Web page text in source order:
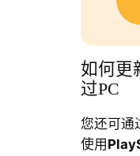
如何更
过PC
您还可通
使用